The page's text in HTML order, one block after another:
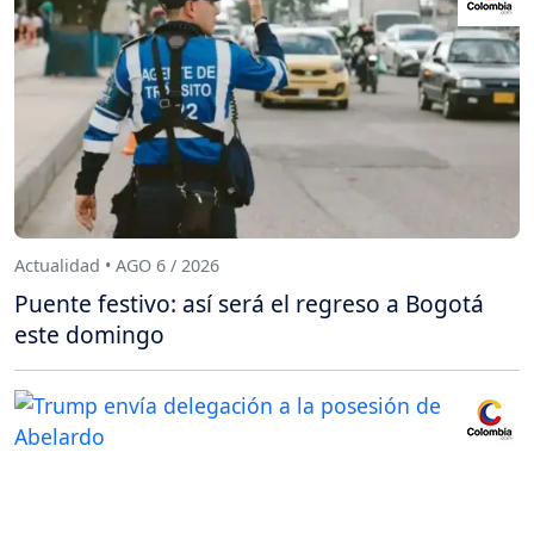
Actualidad • AGO 6 / 2026
Puente festivo: así será el regreso a Bogotá
este domingo